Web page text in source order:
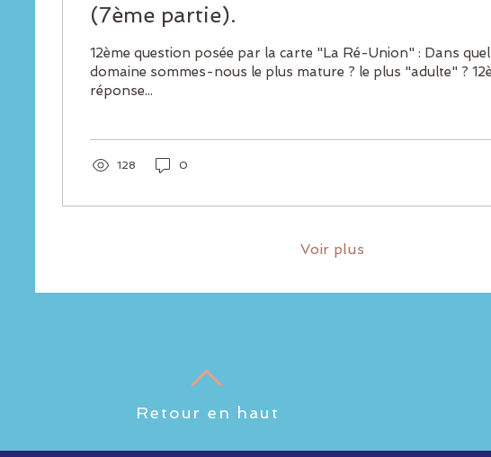
(7ème partie).
12ème question posée par la carte "La Ré-Union" : Dans quel
domaine sommes-nous le plus mature ? le plus "adulte" ? 12ème
réponse...
128 0
Voir plus
Retour en haut